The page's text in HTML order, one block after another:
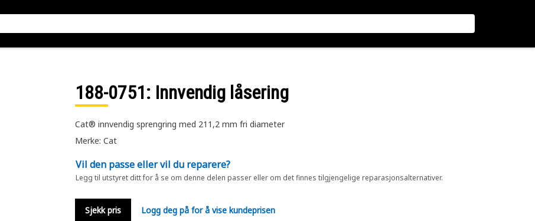
188-0751: Innvendig låsering
Cat® innvendig sprengring med 211,2 mm fri diameter
Merke: Cat
Vil den passe eller vil du reparere?
Legg til utstyret ditt for å se om denne delen passer eller om det finnes tilgjengelige reparasjonsalternativer.
Sjekk pris Logg deg på for å vise kundeprisen